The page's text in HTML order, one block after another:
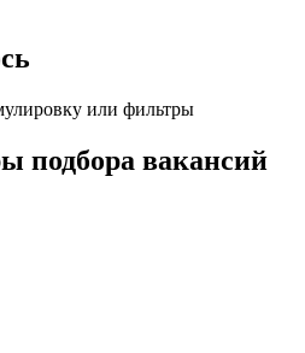
или фильтры
подбора вакансий